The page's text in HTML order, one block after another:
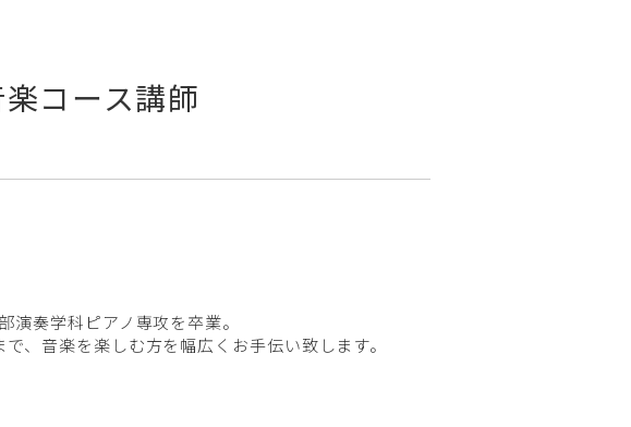
コース講師
奏学科ピアノ専攻を卒業。
、音楽を楽しむ方を幅広くお手伝い致します。